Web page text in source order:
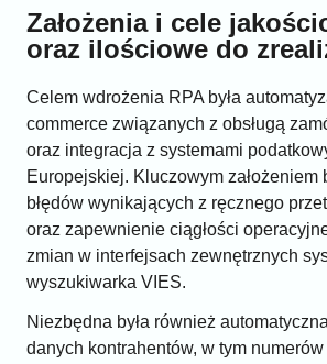
Założenia i cele
oraz ilościowe do
Celem wdrożenia RPA była
commerce związanych z obsługą
oraz integracja z systemami
Europejskiej. Kluczowym założeniem
błędów wynikających z ręcznego
oraz zapewnienie ciągłości
zmian w interfejsach zewnętrznych
wyszukiwarka VIES.
Niezbędna była również
danych kontrahentów, w tym numerów